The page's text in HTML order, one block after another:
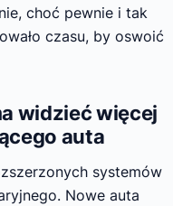
choć pewnie i tak
czasu, by oswoić
widzieć więcej
auta
systemów
Nowe auta